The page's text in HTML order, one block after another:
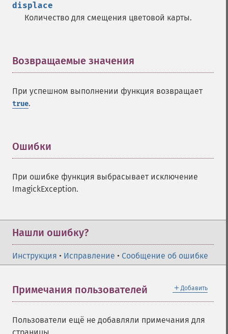
displace
Количество для смещения цветовой карты.
Возвращаемые значения
При успешном выполнении функция возвращает
true.
Ошибки
При ошибке функция выбрасывает исключение
ImagickException.
Нашли ошибку?
Инструкция • Исправление • Сообщение об ошибке
＋ Добавить
Примечания пользователей
Пользователи ещё не добавляли примечания для